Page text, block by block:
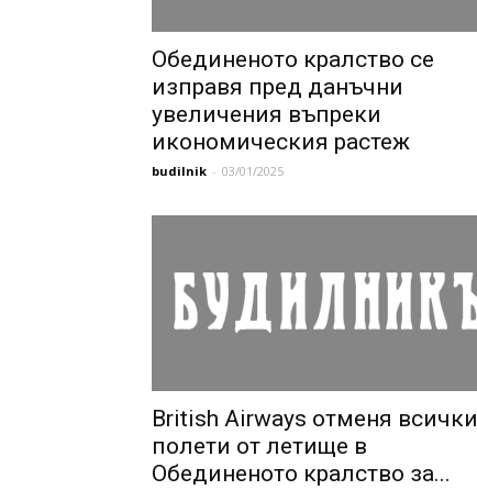
Обединеното кралство се
изправя пред данъчни
увеличения въпреки
икономическия растеж
budilnik - 03/01/2025
British Airways отменя всички
полети от летище в
Обединеното кралство за...